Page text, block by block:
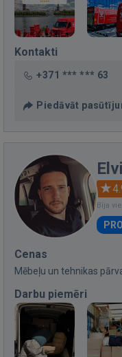
Kontakti
+371 *** *** 63
Piedāvāt
Bija
PRO
Cenas
Mēbeļu un tehnikas
Darbu piemēri